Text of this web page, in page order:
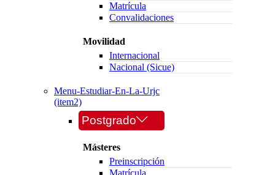
Matrícula
Convalidaciones
Movilidad
Internacional
Nacional (Sicue)
Menu-Estudiar-En-La-Urjc
(item2)
Postgrado
Másteres
Preinscripción
Matrícula